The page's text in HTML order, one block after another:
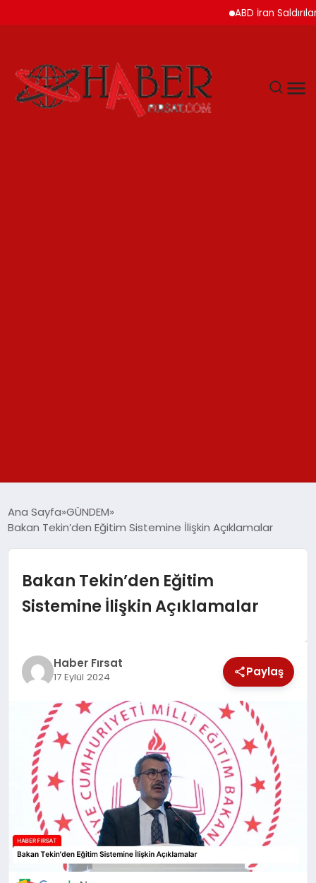
ABD İran Saldırılarını
YAŞAM
TEKNOLOJİ
EKONOMİ
MAGAZİN
EĞİTİM
DÜNYA
Ana Sayfa GÜNDEM
Bakan Tekin’den Eğitim Sistemine İlişkin Açıklamalar
Bakan Tekin’den Eğitim
Sistemine İlişkin Açıklamalar
Haber Fırsat
17 Eylül 2024 Paylaş